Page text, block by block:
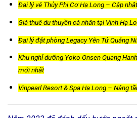
Đại lý vé Thủy Phi Cơ Hạ Long – Cập
Giá thuê du thuyền cá nhân tại Vịnh Hạ
Đại lý đặt phòng Legacy Yên Tử Quảng
Khu nghỉ dưỡng Yoko Onsen Quang
mới nhất
Vinpearl Resort & Spa Hạ Long – Nâng